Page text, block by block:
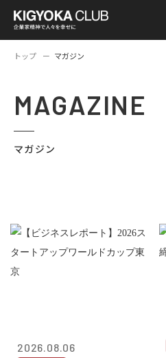
トップ マガジン
MAGAZINE
マガジン
2026.08.06